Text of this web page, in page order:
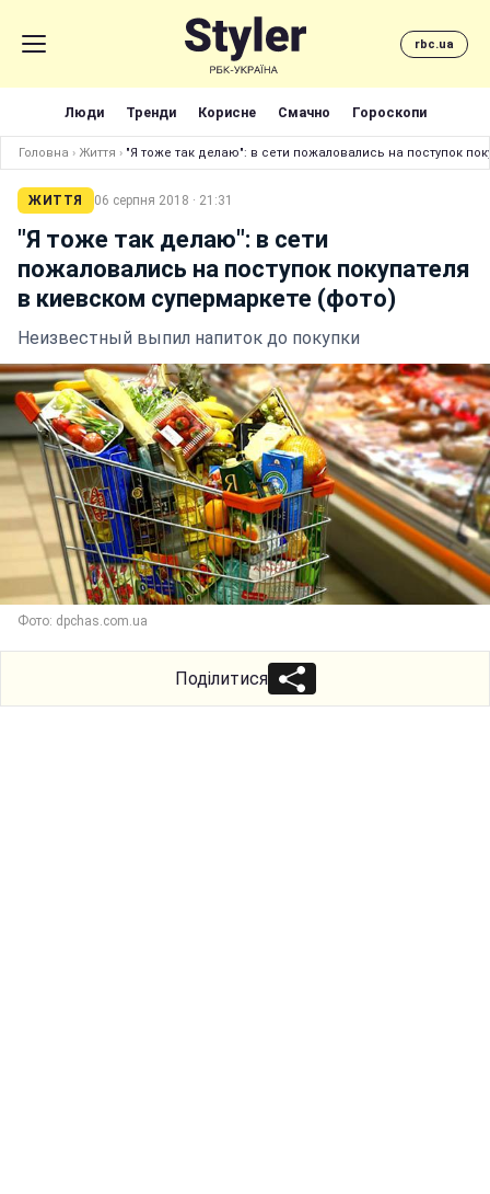
rbc.ua
Люди Тренди Корисне Смачно Гороскопи
Головна › Життя › "Я тоже так делаю": в сети пожаловались на поступок
ЖИТТЯ 06 серпня 2018 · 21:31
"Я тоже так делаю": в сети
пожаловались на поступок покупателя
в киевском супермаркете (фото)
Неизвестный выпил напиток до покупки
Фото: dpchas.com.ua
Поділитися